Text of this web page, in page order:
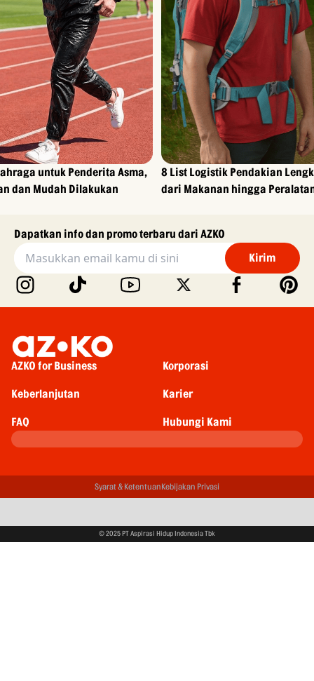
untuk Penderita Asma,
dan Mudah Dilakukan
8 List Logistik Pendakian
dari Makanan hingga
Dapatkan info dan promo terbaru dari AZKO
Kirim
AZKO for Business Korporasi
Keberlanjutan Karier
FAQ Hubungi Kami
Syarat & KetentuanKebijakan Privasi
© 2025 PT Aspirasi Hidup Indonesia Tbk